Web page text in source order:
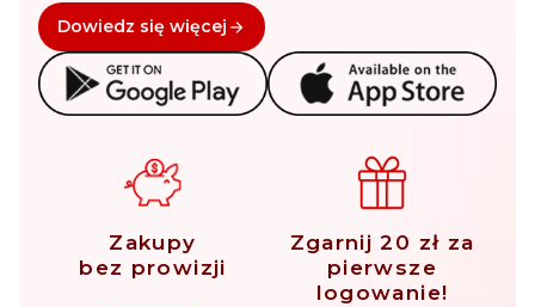
Dowiedz się więcej
Zakupy
bez prowizji
Zgarnij 20 zł za
pierwsze
logowanie!